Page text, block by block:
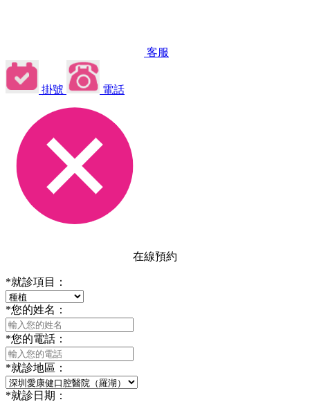
客服
掛號 電話
在線預約
*就診項目：
*您的姓名：
*您的電話：
*就診地區：
*就診日期：